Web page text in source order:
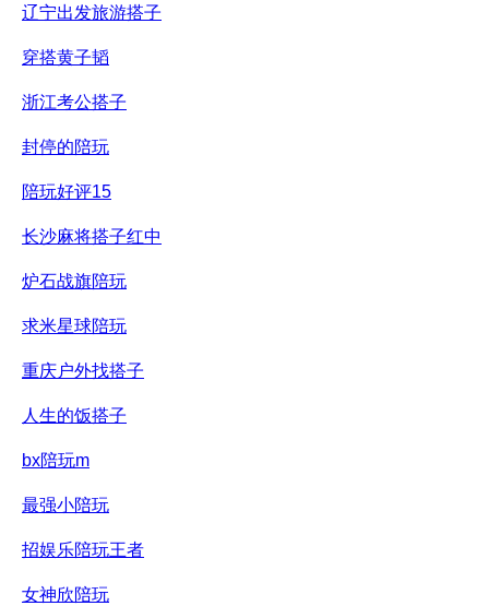
辽宁出发旅游搭子
穿搭黄子韬
浙江考公搭子
封停的陪玩
陪玩好评15
长沙麻将搭子红中
炉石战旗陪玩
求米星球陪玩
重庆户外找搭子
人生的饭搭子
bx陪玩m
最强小陪玩
招娱乐陪玩王者
女神欣陪玩